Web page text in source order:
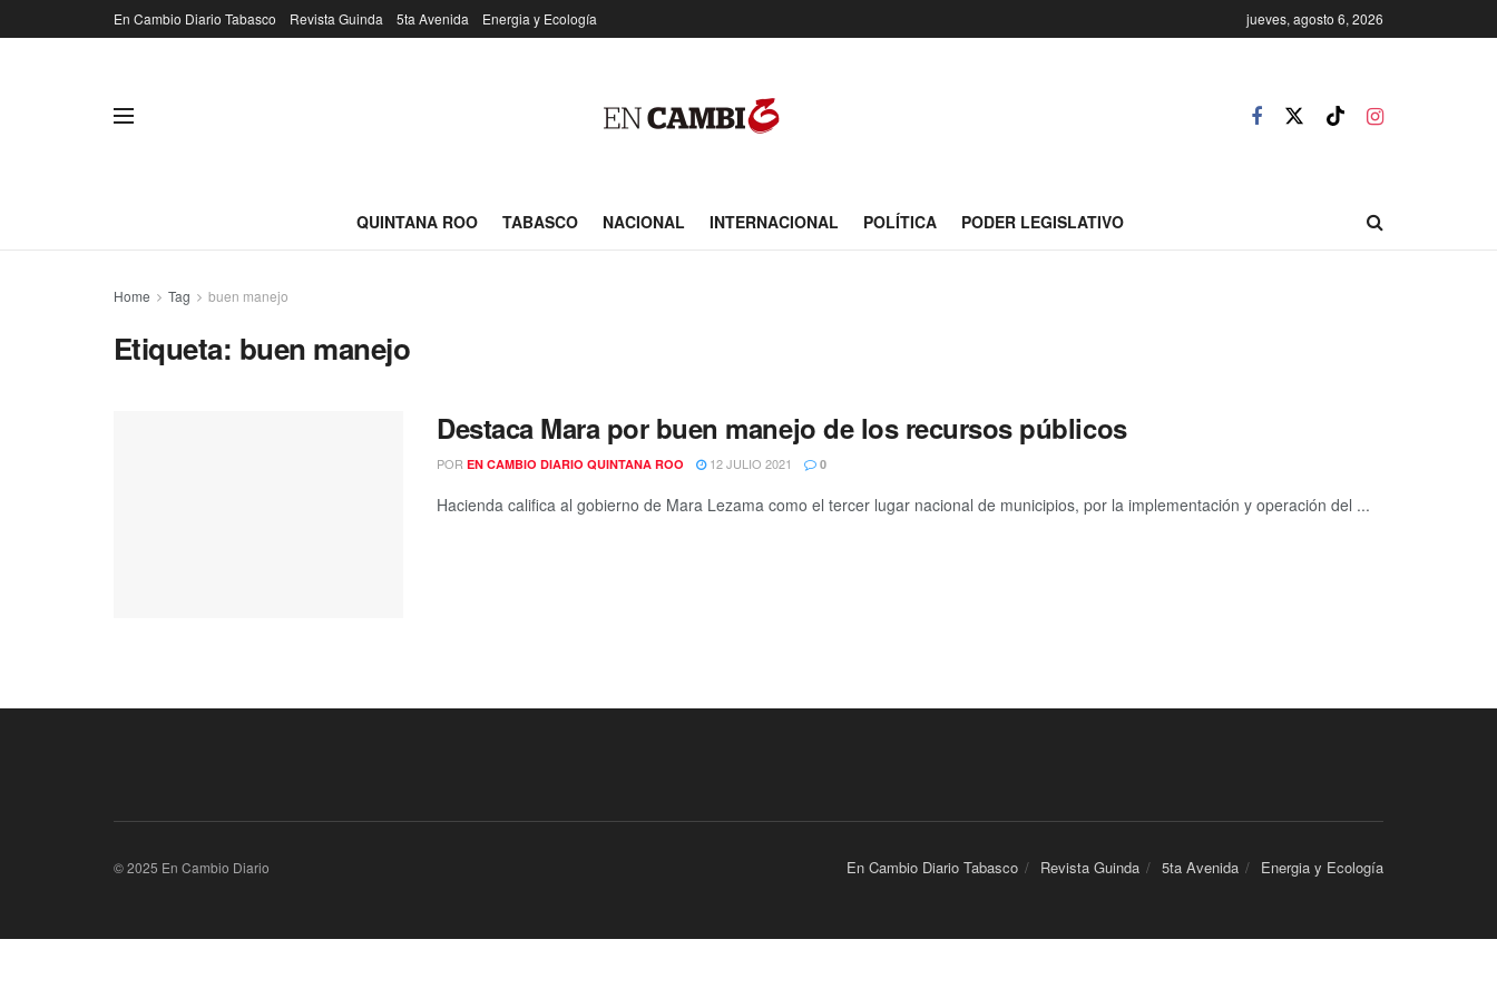
En Cambio Diario Tabasco Revista Guinda 5ta Avenida Energia y Ecología jueves, agosto 6, 2026
QUINTANA ROO TABASCO NACIONAL INTERNACIONAL POLÍTICA PODER LEGISLATIVO
Home Tag buen manejo
Etiqueta: buen manejo
Destaca Mara por buen manejo de los recursos públicos
POR EN CAMBIO DIARIO QUINTANA ROO 12 JULIO 2021 0
Hacienda califica al gobierno de Mara Lezama como el tercer lugar nacional de municipios, por la implementación y operación del ...
En Cambio Diario Tabasco Revista Guinda 5ta Avenida Energia y Ecología
© 2025 En Cambio Diario